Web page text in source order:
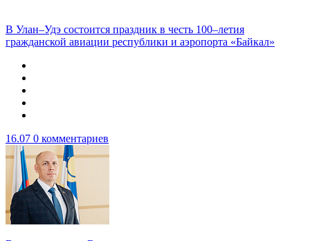
В Улан–Удэ состоится праздник в честь 100–летия
гражданской авиации республики и аэропорта «Байкал»
16.07 0 комментариев